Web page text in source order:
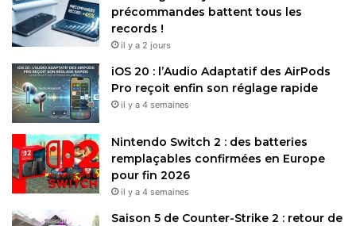
précommandes battent tous les
records !
il y a 2 jours
iOS 20 : l’Audio Adaptatif des AirPods
Pro reçoit enfin son réglage rapide
il y a 4 semaines
Nintendo Switch 2 : des batteries
remplaçables confirmées en Europe
pour fin 2026
il y a 4 semaines
Saison 5 de Counter-Strike 2 : retour de